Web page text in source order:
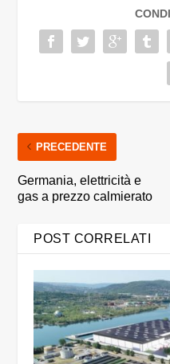
PRECEDENTE
Germania, elettricità e
gas a prezzo calmierato
POST CORRELATI